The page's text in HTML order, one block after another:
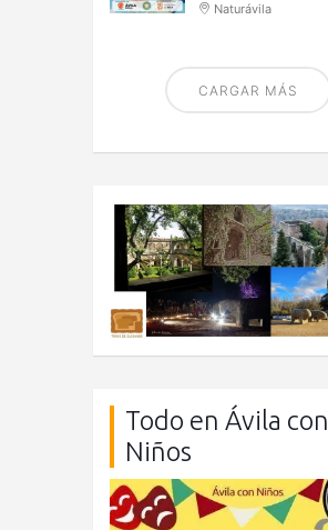
Naturávila
CARGAR MÁS
Todo en Ávila con
Niños